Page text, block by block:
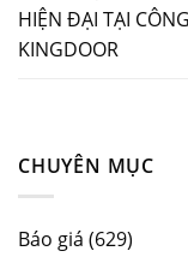
CHUYÊN MỤC
Báo giá (629)
HIỆN ĐẠI TẠI
KINGDOOR